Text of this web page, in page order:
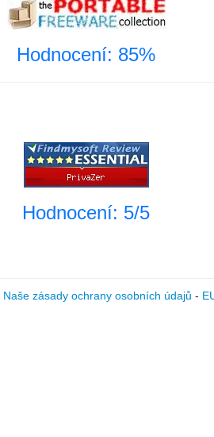
Hodnocení: 85%
Hodnocení: 5/5
Naše zásady ochrany osobních údajů -